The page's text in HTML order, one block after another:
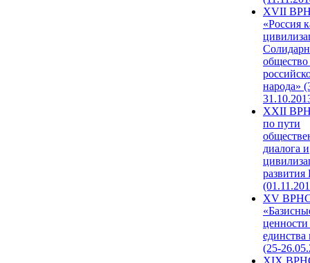
XVII
«Россия
народа»
XXII
по пути
диалога и
развития
XV
единства
(25-
XIX